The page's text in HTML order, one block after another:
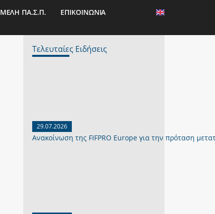
ΜΕΛΗ ΠΑ.Σ.Π. ΕΠΙΚΟΙΝΩΝΙΑ
Τελευταίες Ειδήσεις
29.07.2026
Ανακοίνωση της FIFPRO Europe για την πρόταση